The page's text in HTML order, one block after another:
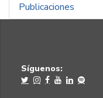
Publicaciones
Síguenos: